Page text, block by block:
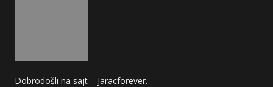
Dobrodošli na sajt Jaracforever.